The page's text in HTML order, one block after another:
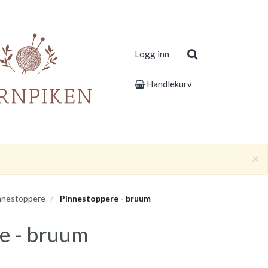
Logg inn
Handlekurv
×
Pinnestoppere - bruum
- bruum